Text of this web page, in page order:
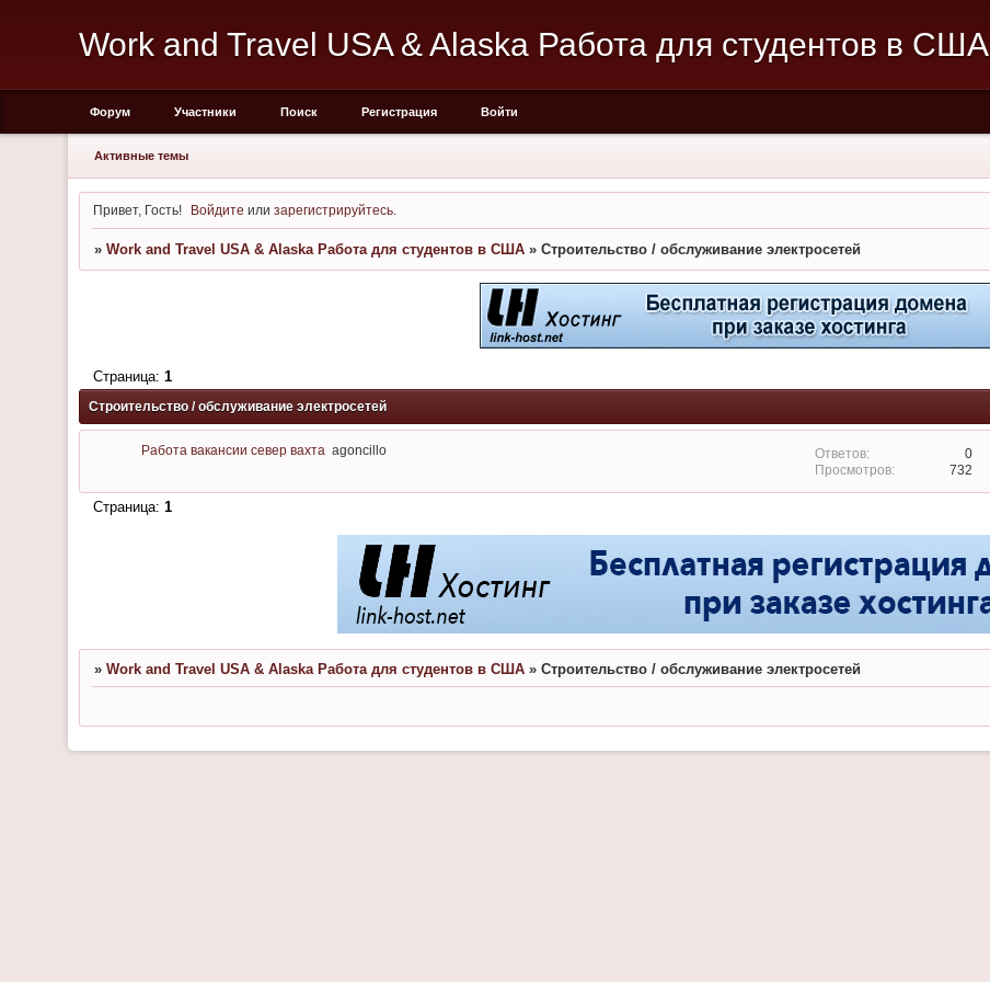
Work and Travel USA & Alaska Работа для студентов в США
Форум Участники Поиск Регистрация Войти
Активные темы
Привет, Гость! Войдите илизарегистрируйтесь
» Work and Travel USA & Alaska Работа для студентов в США » Строительство / обслуживание электросетей
Строительство / обслуживание электросетей
Страница: 1
Работа вакансии север вахта agoncillo
0
732
Страница: 1
» Work and Travel USA & Alaska Работа для студентов в США » Строительство / обслуживание электросетей